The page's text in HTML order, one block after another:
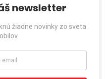
newsletter
žiadne novinky zo sveta